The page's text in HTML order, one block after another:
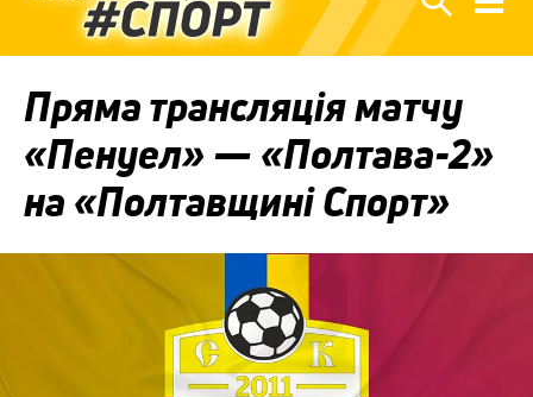
Пряма трансляція матчу
«Пенуел» — «Полтава-2»
на «Полтавщині Спорт»